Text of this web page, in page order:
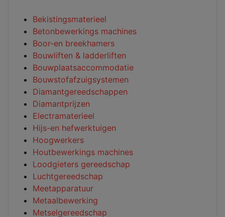
Bekistingsmaterieel
Betonbewerkings machines
Boor-en breekhamers
Bouwliften & ladderliften
Bouwplaatsaccommodatie
Bouwstofafzuigsystemen
Diamantgereedschappen
Diamantprijzen
Electramaterieel
Hijs-en hefwerktuigen
Hoogwerkers
Houtbewerkings machines
Loodgieters gereedschap
Luchtgereedschap
Meetapparatuur
Metaalbewerking
Metselgereedschap